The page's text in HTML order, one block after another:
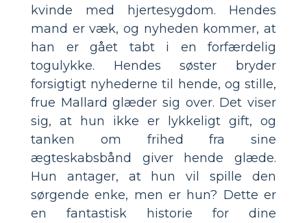
kvinde med hjertesygdom. Hendes
mand er væk, og nyheden kommer, at
han er gået tabt i en forfærdelig
togulykke. Hendes søster bryder
forsigtigt nyhederne til hende, og stille,
frue Mallard glæder sig over. Det viser
sig, at hun ikke er lykkeligt gift, og
tanken om frihed fra sine
ægteskabsbånd giver hende glæde.
Hun antager, at hun vil spille den
sørgende enke, men er hun? Dette er
en fantastisk historie for dine